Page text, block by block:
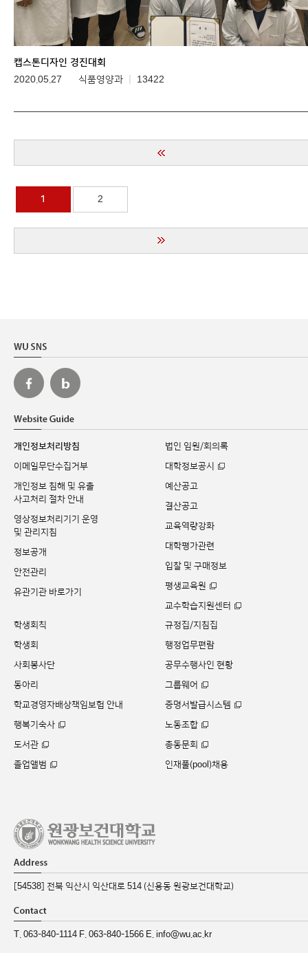
캡스톤디자인 경진대회
2020.05.27
식품영양과 13422
1 2
개인정보처리방침
이메일무단수집거부
개인정보 침해 및 유출
사고처리 절차 안내
영상정보처리기기 운영
및 관리지침
정보공개
안전관리
유관기관 바로가기
법인 임원/회의록
대학정보공시
예산공고
결산공고
교육역량강화
대학평가관련
입찰 및 구매정보
평생교육원
교수학습지원센터
학생회칙
학생회
사회봉사단
동아리
학교경영자배상책임보험 안내
행복기숙사
도서관
졸업앨범
규정집/지침집
행정업무편람
공무수행사인 현황
그룹웨어
증명서발급시스템
노동조합
총동문회
인재풀(pool)채용
[54538] 전북 익산시 익산대로 514 (신용동 원광보건대학교)
T. 063-840-1114 F. 063-840-1566 E. info@wu.ac.kr